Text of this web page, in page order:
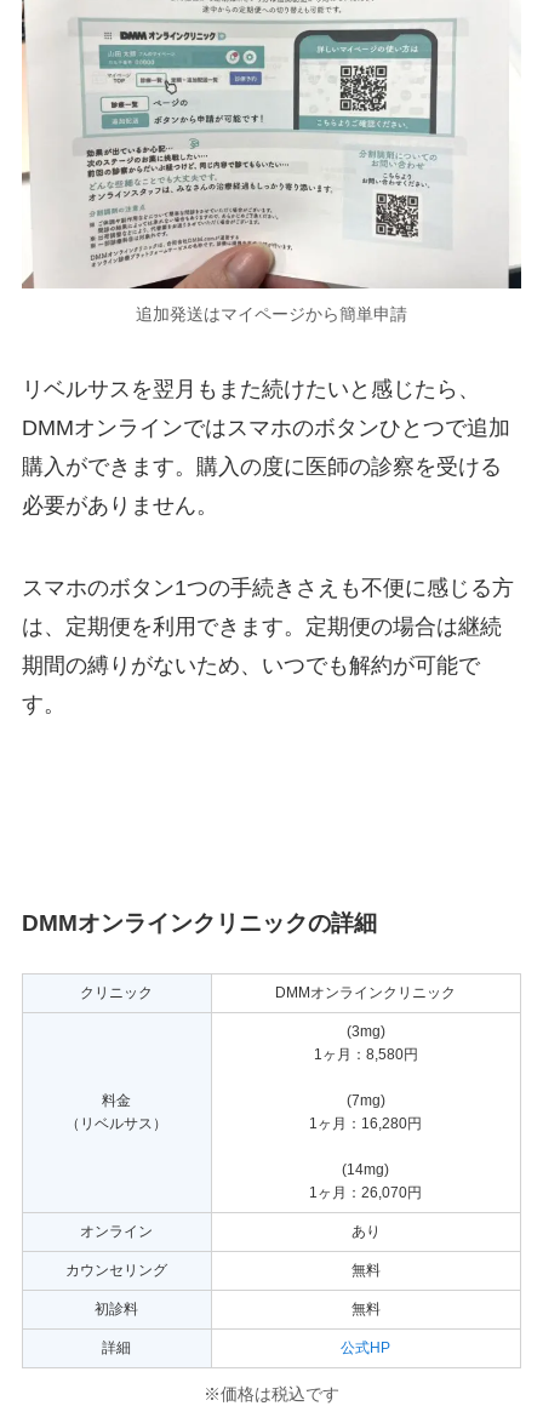
追加発送はマイページから簡単申請
リベルサスを翌月もまた続けたいと感じたら、
DMMオンラインではスマホのボタンひとつで追加
購入ができます。購入の度に医師の診察を受ける
必要がありません。
スマホのボタン1つの手続きさえも不便に感じる方
は、定期便を利用できます。定期便の場合は継続
期間の縛りがないため、いつでも解約が可能で
す。
DMMオンラインクリニックの詳細
クリニック DMMオンラインクリニック
料金
（リベルサス）
(3mg)
1ヶ月：8,580円
(7mg)
1ヶ月：16,280円
(14mg)
1ヶ月：26,070円
オンライン あり
カウンセリング 無料
初診料 無料
詳細 公式HP
※価格は税込です